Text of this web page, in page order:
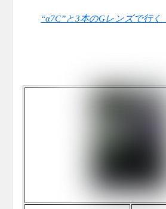
“α7C”と3本のGレンズで行く